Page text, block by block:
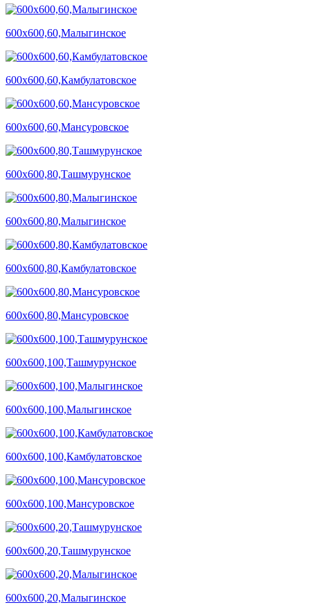
600х600,60,Малыгинское
600х600,60,Камбулатовское
600х600,60,Мансуровское
600х600,80,Ташмурунское
600х600,80,Малыгинское
600х600,80,Камбулатовское
600х600,80,Мансуровское
600х600,100,Ташмурунское
600х600,100,Малыгинское
600х600,100,Камбулатовское
600х600,100,Мансуровское
600х600,20,Ташмурунское
600х600,20,Малыгинское